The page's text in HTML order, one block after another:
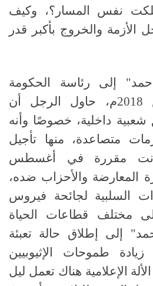
نفس المسار؟، وكيف
والخروج بأكبر قدر
إلى رئاسة الحكومة
الإثيوبية في مارس 2018م، حاول الرجل أن
داخلية، خصوصًا وأنه
متصاعدة، منها تأجيل
كانت مقررة في أغسطس
المعارضة والأحزاب ضده،
السلبية لجائحة فيروس
مختلف قطاعات الحياة
إلى إطلاق حالة تعبئة
طموحات الإثيوبيين
الإعلامية هناك تعمل ليل